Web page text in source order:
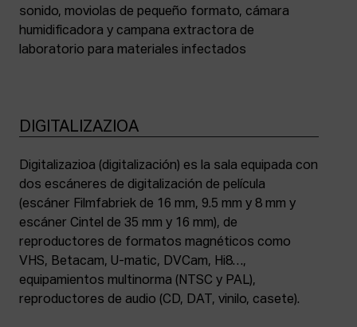
sonido, moviolas de pequeño formato, cámara
humidificadora y campana extractora de
laboratorio para materiales infectados
DIGITALIZAZIOA
Digitalizazioa (digitalización) es la sala equipada con
dos escáneres de digitalización de película
(escáner Filmfabriek de 16 mm, 9.5 mm y 8 mm y
escáner Cintel de 35 mm y 16 mm), de
reproductores de formatos magnéticos como
VHS, Betacam, U-matic, DVCam, Hi8…,
equipamientos multinorma (NTSC y PAL),
reproductores de audio (CD, DAT, vinilo, casete).